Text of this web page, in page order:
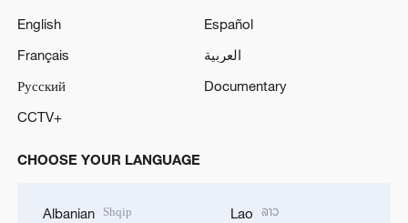
English
Español
Français
العربية
Русский
Documentary
CCTV+
CHOOSE YOUR LANGUAGE
Albanian Shqip Lao ລາວ